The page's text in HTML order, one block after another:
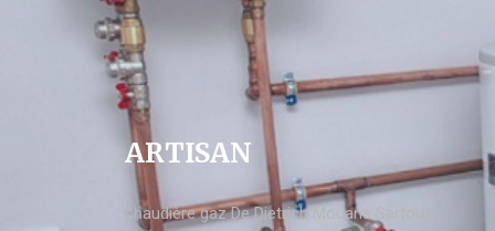
ARTISAN
chaudière gaz De Dietrich Mouans Sartoux